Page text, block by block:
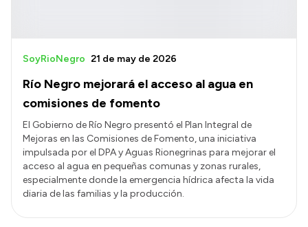
Río Negro mejorará el acceso al agua en
comisiones de fomento
SoyRioNegro 21 de may de 2026
El Gobierno de Río Negro presentó el Plan Integral de
Mejoras en las Comisiones de Fomento, una iniciativa
impulsada por el DPA y Aguas Rionegrinas para mejorar el
acceso al agua en pequeñas comunas y zonas rurales,
especialmente donde la emergencia hídrica afecta la vida
diaria de las familias y la producción.